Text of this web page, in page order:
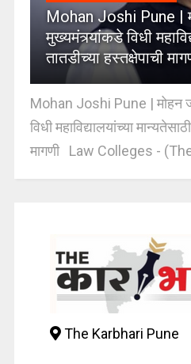
Mohan Joshi Pune |
मुख्यमंत्र्यांकडे विधी
तातडीच्या हस्तक्षेपाची
Mohan Joshi Pune | मोहन
विधी महाविद्यालयांच्या
मागणी Law Colleges -
The Karbhari Pune